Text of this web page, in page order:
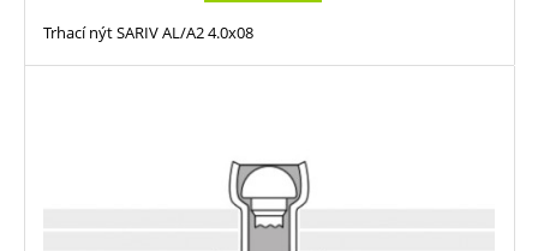
Trhací nýt SARIV AL/A2 4.0x08